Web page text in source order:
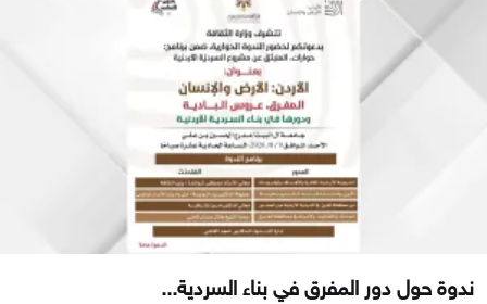
ندوة حول دور المفرق في بناء السردية...